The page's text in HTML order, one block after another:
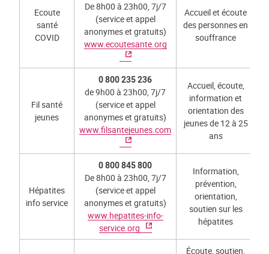
Ecoute
santé
COVID
De 8h00 à 23h00, 7j/7
(service et appel
anonymes et gratuits)
www.ecoutesante.org
Accueil et écoute
des personnes en
souffrance
Fil santé
jeunes
0 800 235 236
de 9h00 à 23h00, 7j/7
(service et appel
anonymes et gratuits)
www.filsantejeunes.com
Accueil, écoute,
information et
orientation des
jeunes de 12 à 25
ans
Hépatites
info service
0 800 845 800
De 8h00 à 23h00, 7j/7
(service et appel
anonymes et gratuits)
www.hepatites-info-
service.org
Information,
prévention,
orientation,
soutien sur les
hépatites
Écoute, soutien,